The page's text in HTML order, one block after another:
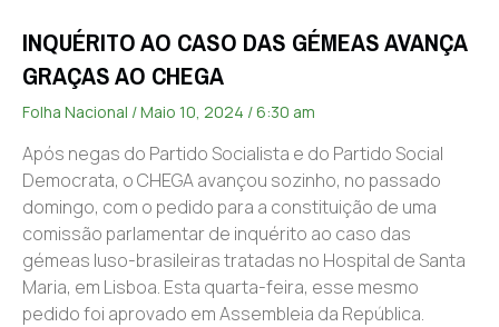
INQUÉRITO AO CASO DAS GÉMEAS AVANÇA
GRAÇAS AO CHEGA
Folha Nacional Maio 10, 2024 6:30 am
Após negas do Partido Socialista e do Partido Social
Democrata, o CHEGA avançou sozinho, no passado
domingo, com o pedido para a constituição de uma
comissão parlamentar de inquérito ao caso das
gémeas luso-brasileiras tratadas no Hospital de Santa
Maria, em Lisboa. Esta quarta-feira, esse mesmo
pedido foi aprovado em Assembleia da República.